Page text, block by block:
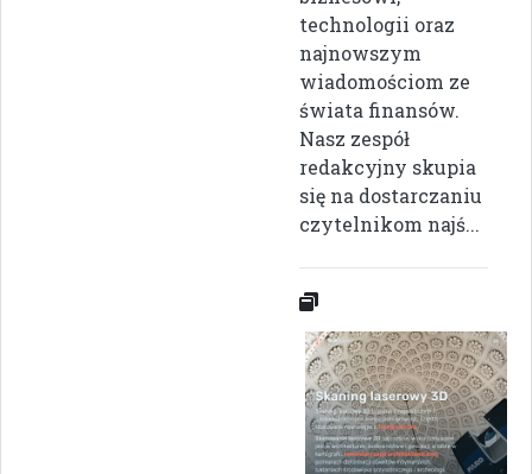
technologii oraz
najnowszym
wiadomościom ze
świata finansów.
Nasz zespół
redakcyjny skupia
się na dostarczaniu
czytelnikom najś...